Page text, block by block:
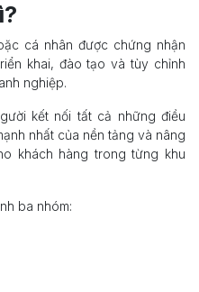
cá nhân được chứng nhận
khai, đào tạo và tùy chỉnh
nghiệp.
kết nối tất cả những điều
nhất của nền tảng và nâng
khách hàng trong từng khu
ba nhóm: